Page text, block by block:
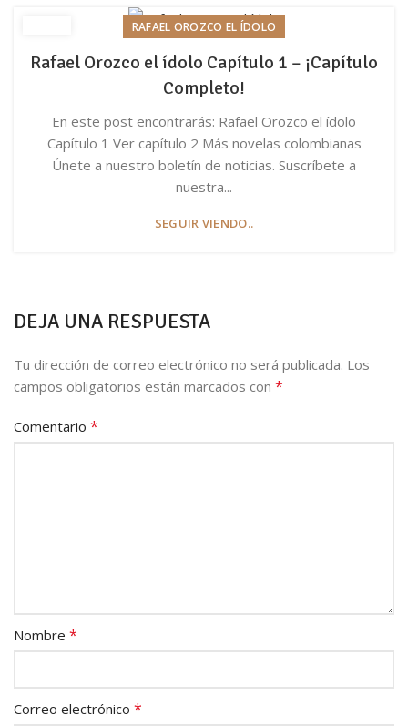
RAFAEL OROZCO EL ÍDOLO
Rafael Orozco el ídolo Capítulo 1 – ¡Capítulo
Completo!
En este post encontrarás: Rafael Orozco el ídolo
Capítulo 1 Ver capítulo 2 Más novelas colombianas
Únete a nuestro boletín de noticias. Suscríbete a
nuestra...
SEGUIR VIENDO..
DEJA UNA RESPUESTA
Tu dirección de correo electrónico no será publicada. Los
campos obligatorios están marcados con *
Comentario *
Nombre *
Correo electrónico *